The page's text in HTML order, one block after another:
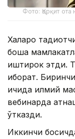
Фото: Қорқит ота
Халқаро
бошқа
иштирок этди.
иборат.
ичида илмий
вебинарда
ўтказди.
Иккинчи